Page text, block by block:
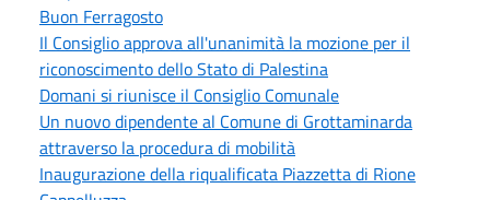
Buon Ferragosto
Il Consiglio approva all'unanimità la mozione per il
riconoscimento dello Stato di Palestina
Domani si riunisce il Consiglio Comunale
Un nuovo dipendente al Comune di Grottaminarda
attraverso la procedura di mobilità
Inaugurazione della riqualificata Piazzetta di Rione